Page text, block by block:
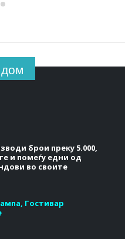
брои преку 5.000,
и помеѓу едни од
во своите
Гостивар